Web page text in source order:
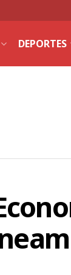
DEPORTES